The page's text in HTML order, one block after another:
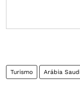
Turismo Arábia